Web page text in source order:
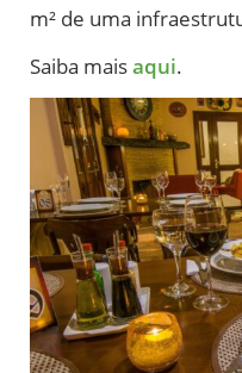
m² de uma
Saiba maisaqui.